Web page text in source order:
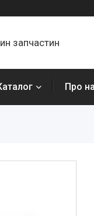
запчастин
Про